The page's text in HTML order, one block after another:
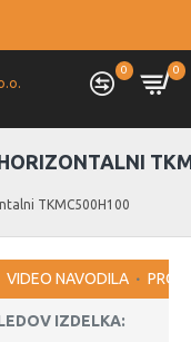
0 0
TKMC500H100
VIDEO NAVODILA
IZDELKA: